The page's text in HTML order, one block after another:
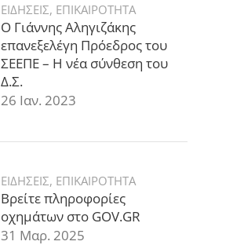
ΕΙΔΗΣΕΙΣ, ΕΠΙΚΑΙΡΟΤΗΤΑ
Ο Γιάννης Αληγιζάκης
επανεξελέγη Πρόεδρος του
ΣΕΕΠΕ – Η νέα σύνθεση του
Δ.Σ.
26 Ιαν. 2023
ΕΙΔΗΣΕΙΣ, ΕΠΙΚΑΙΡΟΤΗΤΑ
Βρείτε πληροφορίες
οχημάτων στο GOV.GR
31 Μαρ. 2025